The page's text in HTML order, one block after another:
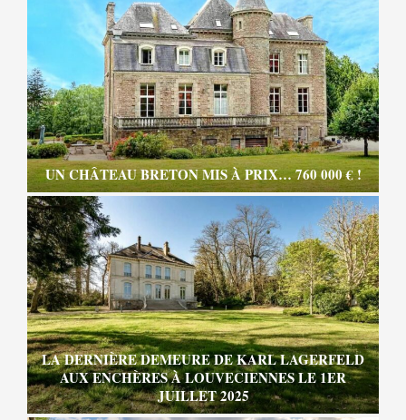
UN CHÂTEAU BRETON MIS À PRIX… 760 000 € !
LA DERNIÈRE DEMEURE DE KARL LAGERFELD
AUX ENCHÈRES À LOUVECIENNES LE 1ER
JUILLET 2025